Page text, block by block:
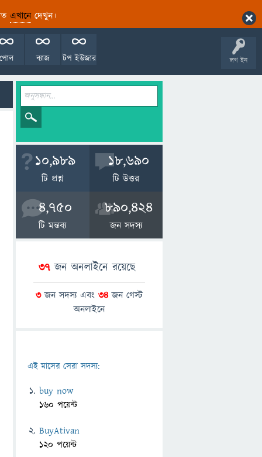
এখানেদেখুন।
লগ ইন
টপ ইউজার
ব্যাজ
পোল
10,989
টি প্রশ্ন
18,690
টি উত্তর
4,750
টি মন্তব্য
890,424
জন সদস্য
37জন অনলাইনে রয়েছে
3জন সদস্য এবং 34 জন গেস্ট
অনলাইনে
এই মাসের সেরা সদস্য:
buy now
160 পয়েন্ট
BuyAtivan
120 পয়েন্ট